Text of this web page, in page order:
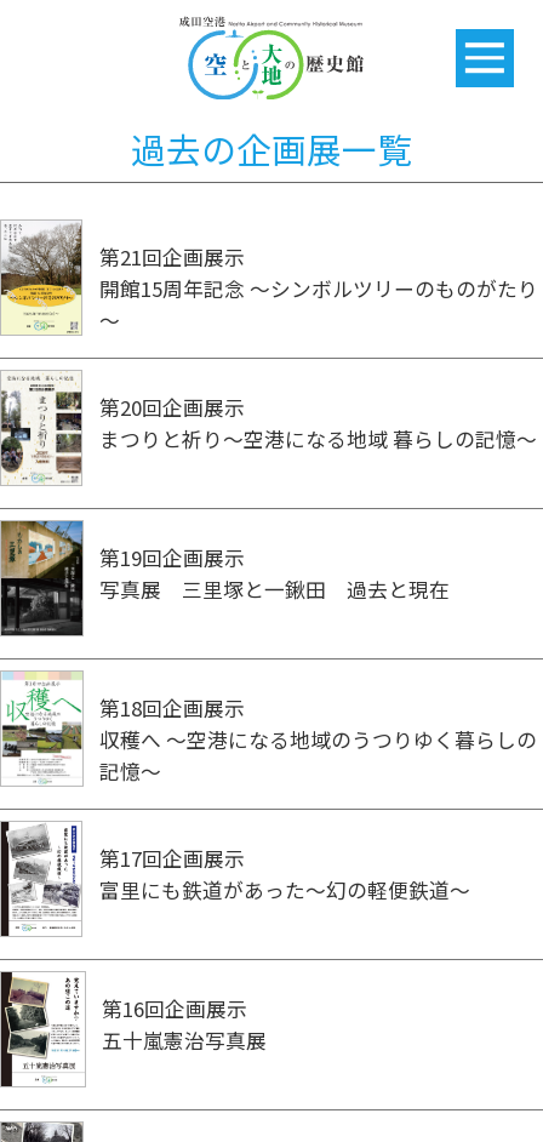
過去の企画展一覧
第21回企画展示
開館15周年記念 ～シンボルツリーのものがたり
～
第20回企画展示
まつりと祈り～空港になる地域 暮らしの記憶～
第19回企画展示
写真展 三里塚と一鍬田 過去と現在
第18回企画展示
収穫へ ～空港になる地域のうつりゆく暮らしの
記憶～
第17回企画展示
富里にも鉄道があった～幻の軽便鉄道～
第16回企画展示
五十嵐憲治写真展